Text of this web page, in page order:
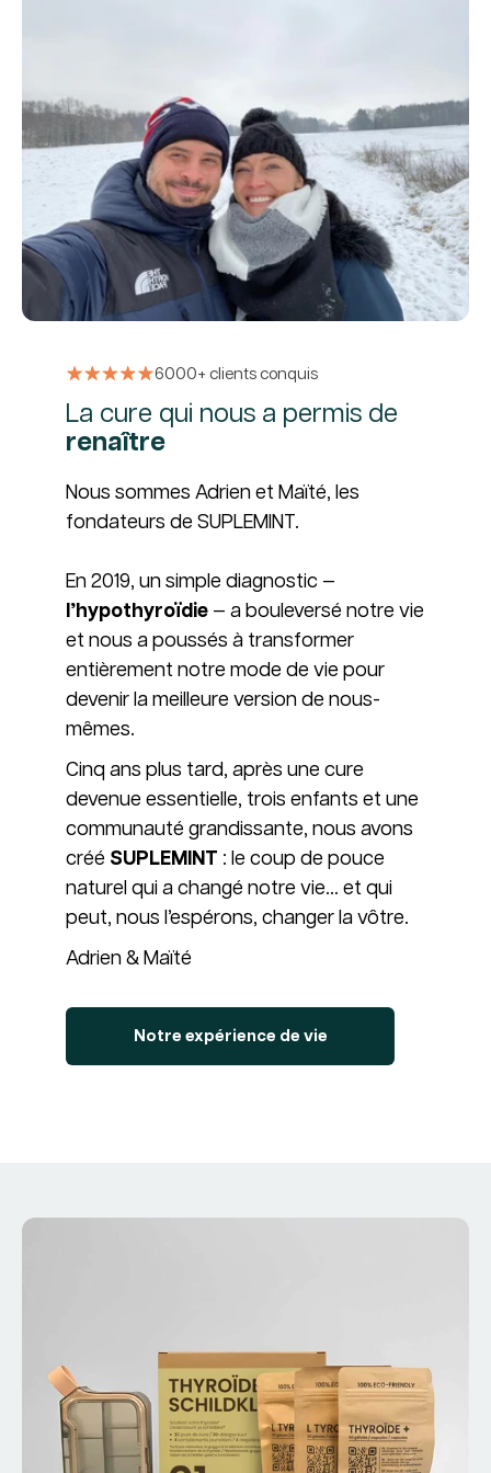
6000+ clients conquis
La cure qui nous a permis de
renaître
Nous sommes Adrien et Maïté, les
fondateurs de SUPLEMINT.
En 2019, un simple diagnostic —
l’hypothyroïdie — a bouleversé notre vie
et nous a poussés à transformer
entièrement notre mode de vie pour
devenir la meilleure version de nous-
mêmes.
Cinq ans plus tard, après une cure
devenue essentielle, trois enfants et une
communauté grandissante, nous avons
créé SUPLEMINT : le coup de pouce
naturel qui a changé notre vie… et qui
peut, nous l’espérons, changer la vôtre.
Adrien & Maïté
Notre expérience de vie